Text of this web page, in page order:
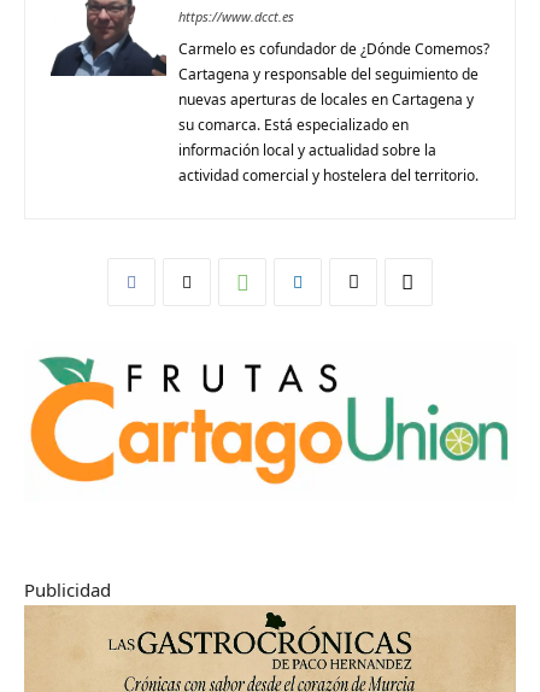
https://www.dcct.es
Carmelo es cofundador de ¿Dónde Comemos?
Cartagena y responsable del seguimiento de
nuevas aperturas de locales en Cartagena y
su comarca. Está especializado en
información local y actualidad sobre la
actividad comercial y hostelera del territorio.
Publicidad